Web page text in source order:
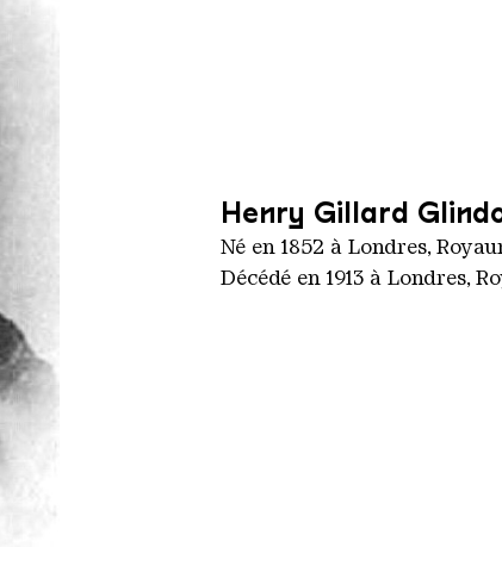
Henry Gillard
Né en 1852 à Londres,
Décédé en 1913 à Londres,